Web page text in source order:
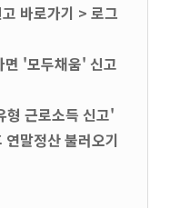
바로가기 > 로그
면 '모두채움' 신고
형 근로소득 신고'
말정산 불러오기